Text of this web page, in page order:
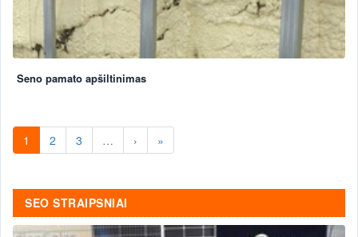
Seno pamato apšiltinimas
1 2 3 … › »
SEO STRAIPSNIAI